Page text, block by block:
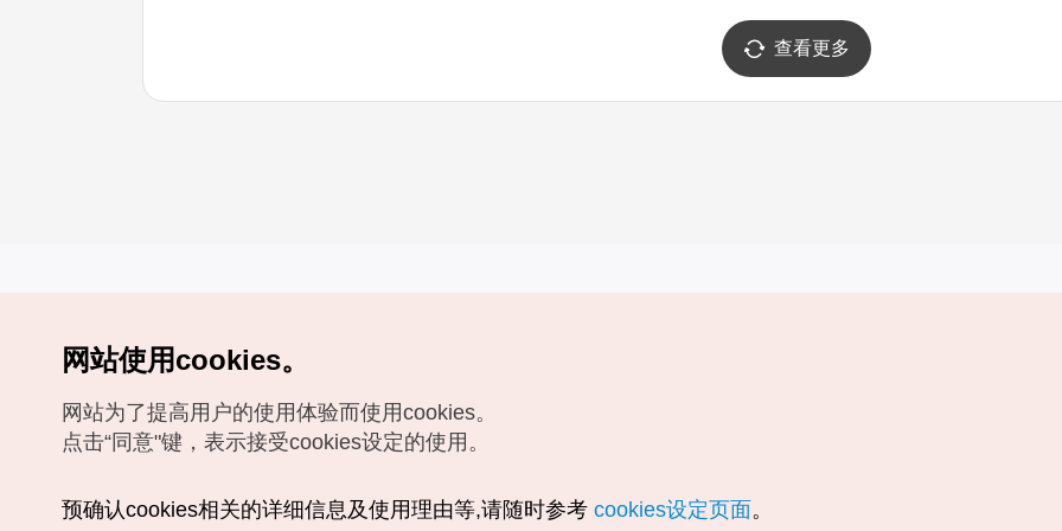
查看更多
数字图书 / 电子书
如有相关疑问或建议，欢迎来信。VISITKOREA官方邮箱
chnsim@knto.or.kr
网站使用cookies。
网站为了提高用户的使用体验而使用cookies。
点击“同意"键，表示接受cookies设定的使用。
预确认cookies相关的详细信息及使用理由等,请随时参考 cookies设定页面。